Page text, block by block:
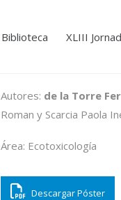
Biblioteca XLIII
Autores: de la Torre
Roman y Scarcia Paola
Área: Ecotoxicología
Descargar Póster